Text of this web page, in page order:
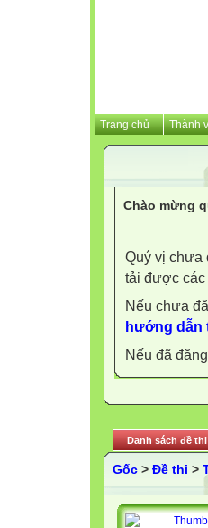
Trang chủ Thành
Chào mừng
Quý vị chưa
tải được các
Nếu chưa
hướng dẫn
Nếu đã
Danh sách đề
Gốc > Đề thi >